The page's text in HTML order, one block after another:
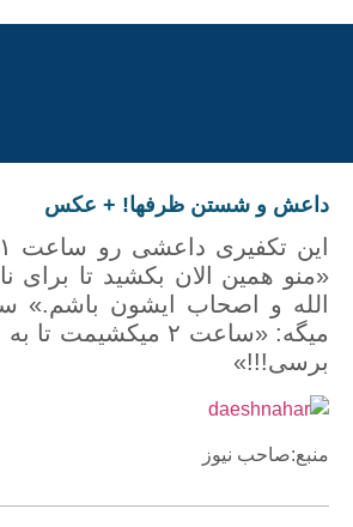
داعش و شستن ظرفها! + عکس
«منو همین الان بکشید تا برای
الله و اصحاب ایشون باشم.»
میگه: «ساعت ۲
برسی!!!»
منبع:صاحب نیوز